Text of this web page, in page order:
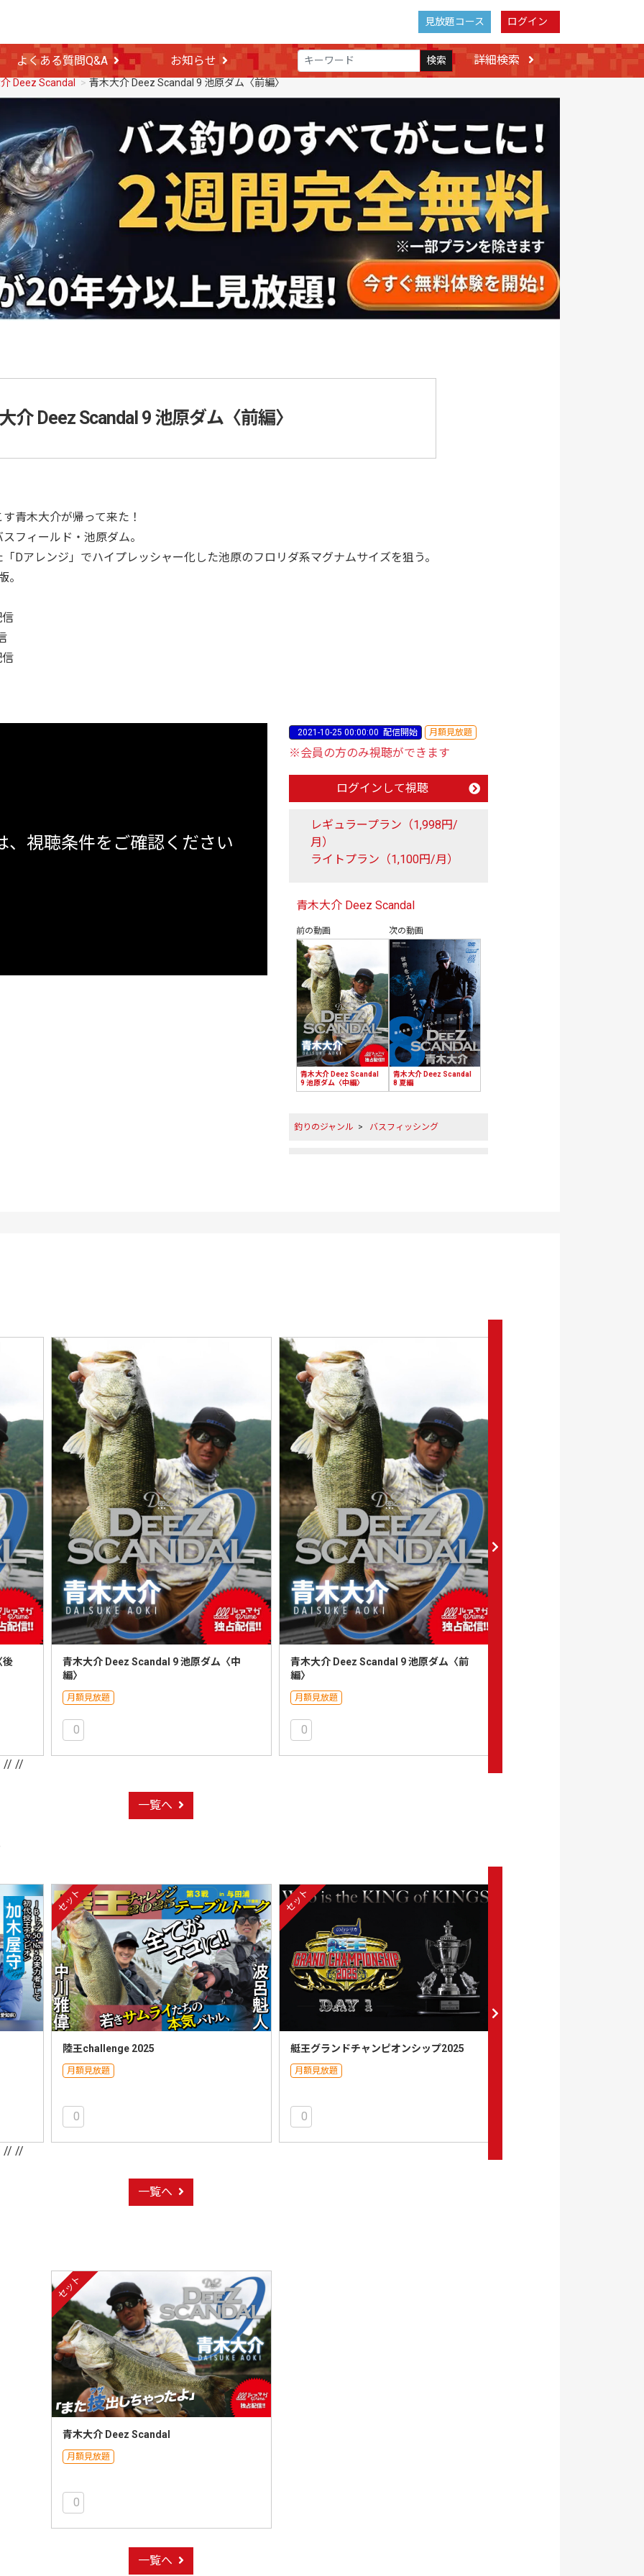
見放題コース ログイン
よくある質問Q&A お知らせ 検索 詳細検索
Deez Scandal 青木大介 Deez Scandal 9 池原ダム〈前編〉
介 Deez Scandal 9 池原ダム〈前編〉
青木大介が帰って来た！
フィールド・池原ダム。
Dアレンジ」でハイプレッシャー化した池原のフロリダ系マグナムサイズを狙う。
。
、視聴条件をご確認ください
2021-10-25 00:00:00 配信開始 月額見放題
※会員の方のみ視聴ができます
ログインして視聴
レギュラープラン（1,998円/
月）
ライトプラン（1,100円/月）
青木大介 Deez Scandal
前の動画
青木大介 Deez Scandal
9 池原ダム〈中編〉
次の動画
青木大介 Deez Scandal
8 夏編
釣りのジャンル > バスフィッシング
後
青木大介 Deez Scandal 9 池原ダム〈中
編〉
月額見放題
0
青木大介 Deez Scandal 9 池原ダム〈前
編〉
月額見放題
0
// //
一覧へ
セット
陸王challenge 2025
月額見放題
0
セット
艇王グランドチャンピオンシップ2025
月額見放題
0
// //
一覧へ
セット
青木大介 Deez Scandal
月額見放題
0
一覧へ